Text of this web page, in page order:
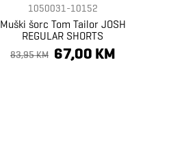
1050031-10152
Muški šorc Tom Tailor JOSH
REGULAR SHORTS
83,95 KM 67,00 KM